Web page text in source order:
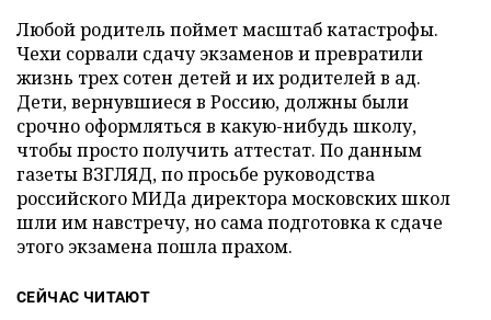
Любой родитель поймет масштаб катастрофы.
Чехи сорвали сдачу экзаменов и превратили
жизнь трех сотен детей и их родителей в ад.
Дети, вернувшиеся в Россию, должны были
срочно оформляться в какую-нибудь школу,
чтобы просто получить аттестат. По данным
газеты ВЗГЛЯД, по просьбе руководства
российского МИДа директора московских школ
шли им навстречу, но сама подготовка к сдаче
этого экзамена пошла прахом.
СЕЙЧАС ЧИТАЮТ